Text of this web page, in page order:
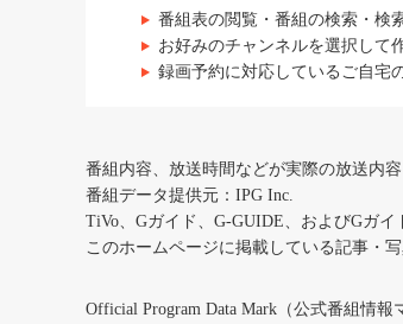
番組表の閲覧・番組の検索・検
お好みのチャンネルを選択して
録画予約に対応しているご自宅
番組内容、放送時間などが実際の放送内
番組データ提供元：IPG Inc.
TiVo、Gガイド、G-GUIDE、およびGガ
このホームページに掲載している記事・
Official Program Data Mark（公式番組情報